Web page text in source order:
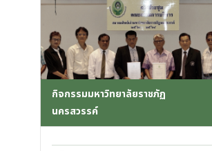
กิจกรรมมหาวิทยาลัยราชภัฏ
นครสวรรค์